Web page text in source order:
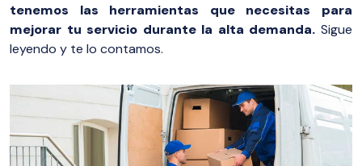
tenemos las herramientas que necesitas para
mejorar tu servicio durante la alta demanda. Sigue
leyendo y te lo contamos.